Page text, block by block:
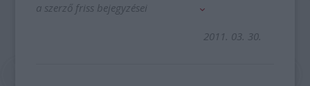
a szerző friss bejegyzései
2011. 03. 30.